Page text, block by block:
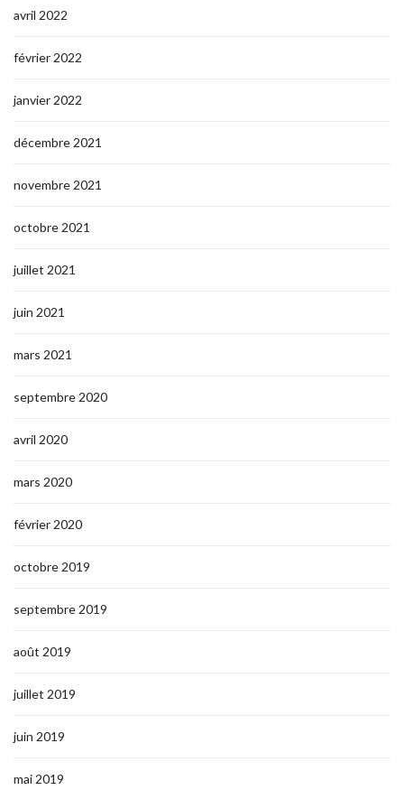
avril 2022
février 2022
janvier 2022
décembre 2021
novembre 2021
octobre 2021
juillet 2021
juin 2021
mars 2021
septembre 2020
avril 2020
mars 2020
février 2020
octobre 2019
septembre 2019
août 2019
juillet 2019
juin 2019
mai 2019